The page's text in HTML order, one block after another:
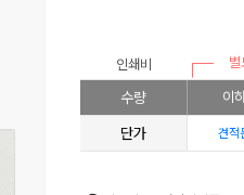
인쇄비 별
수량 이
단가 견적